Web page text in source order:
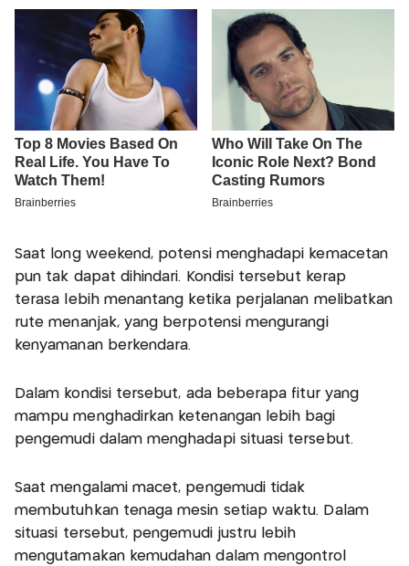
Saat long weekend, potensi menghadapi kemacetan
pun tak dapat dihindari. Kondisi tersebut kerap
terasa lebih menantang ketika perjalanan melibatkan
rute menanjak, yang berpotensi mengurangi
kenyamanan berkendara.
Dalam kondisi tersebut, ada beberapa fitur yang
mampu menghadirkan ketenangan lebih bagi
pengemudi dalam menghadapi situasi tersebut.
Saat mengalami macet, pengemudi tidak
membutuhkan tenaga mesin setiap waktu. Dalam
situasi tersebut, pengemudi justru lebih
mengutamakan kemudahan dalam mengontrol